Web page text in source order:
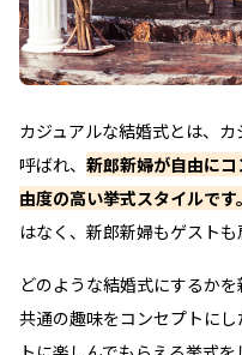
カジュアルな結婚式とは、
呼ばれ、 新郎新婦が自由に
由度の高い挙式スタイルです。
はなく、新郎新婦もゲストも
どのような結婚式にするか
共通の趣味をコンセプトに